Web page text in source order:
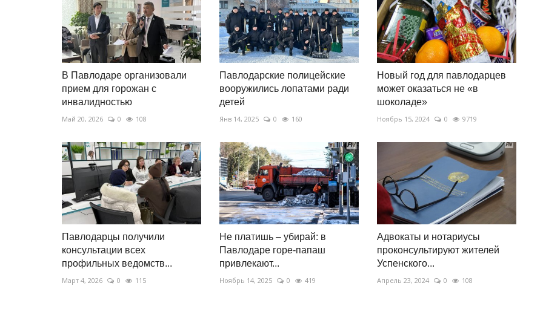
В Павлодаре организовали
прием для горожан с
инвалидностью
Май 20, 2026 0 108
Павлодарские полицейские
вооружились лопатами ради
детей
Янв 14, 2025 0 160
Новый год для павлодарцев
может оказаться не «в
шоколаде»
Ноябрь 15, 2024 0 9719
Павлодарцы получили
консультации всех
профильных ведомств...
Март 4, 2026 0 115
Не платишь – убирай: в
Павлодаре горе-папаш
привлекают...
Ноябрь 14, 2025 0 419
Адвокаты и нотариусы
проконсультируют жителей
Успенского...
Апрель 23, 2024 0 108